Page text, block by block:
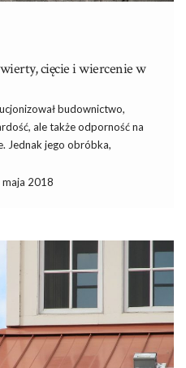
cięcie i wiercenie w
budownictwo,
ale także odporność na
Jednak jego obróbka,
i technik. Właściwe
maja 2018